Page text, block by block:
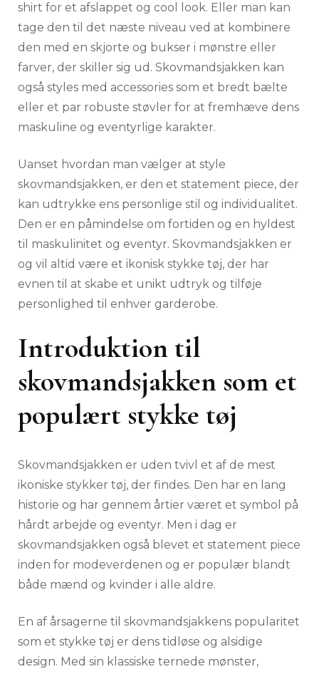
shirt for et afslappet og cool look. Eller man kan
tage den til det næste niveau ved at kombinere
den med en skjorte og bukser i mønstre eller
farver, der skiller sig ud. Skovmandsjakken kan
også styles med accessories som et bredt bælte
eller et par robuste støvler for at fremhæve dens
maskuline og eventyrlige karakter.
Uanset hvordan man vælger at style
skovmandsjakken, er den et statement piece, der
kan udtrykke ens personlige stil og individualitet.
Den er en påmindelse om fortiden og en hyldest
til maskulinitet og eventyr. Skovmandsjakken er
og vil altid være et ikonisk stykke tøj, der har
evnen til at skabe et unikt udtryk og tilføje
personlighed til enhver garderobe.
Introduktion til
skovmandsjakken som et
populært stykke tøj
Skovmandsjakken er uden tvivl et af de mest
ikoniske stykker tøj, der findes. Den har en lang
historie og har gennem årtier været et symbol på
hårdt arbejde og eventyr. Men i dag er
skovmandsjakken også blevet et statement piece
inden for modeverdenen og er populær blandt
både mænd og kvinder i alle aldre.
En af årsagerne til skovmandsjakkens popularitet
som et stykke tøj er dens tidløse og alsidige
design. Med sin klassiske ternede mønster,